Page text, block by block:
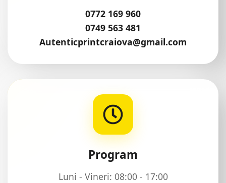
0772 169 960
0749 563 481
Autenticprintcraiova@gmail.com
Program
Luni - Vineri: 08:00 - 17:00